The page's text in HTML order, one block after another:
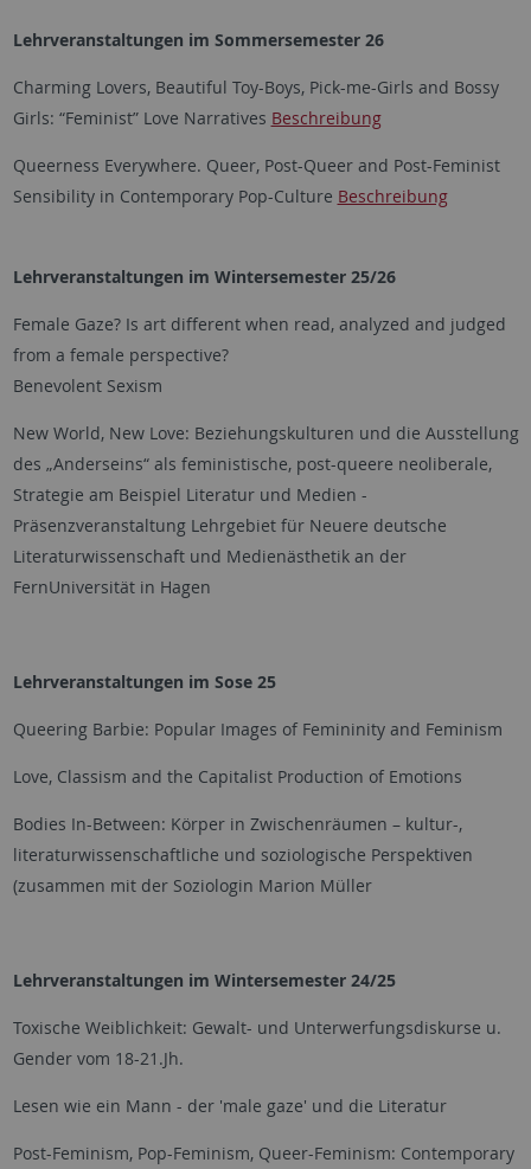
Lehrveranstaltungen im Sommersemester 26
Charming Lovers, Beautiful Toy-Boys, Pick-me-Girls and Bossy
Girls: “Feminist” Love Narratives Beschreibung
Queerness Everywhere. Queer, Post-Queer and Post-Feminist
Sensibility in Contemporary Pop-Culture Beschreibung
Lehrveranstaltungen im Wintersemester 25/26
Female Gaze? Is art different when read, analyzed and judged
from a female perspective?
Benevolent Sexism
New World, New Love: Beziehungskulturen und die Ausstellung
des „Anderseins“ als feministische, post-queere neoliberale,
Strategie am Beispiel Literatur und Medien -
Präsenzveranstaltung Lehrgebiet für Neuere deutsche
Literaturwissenschaft und Medienästhetik an der
FernUniversität in Hagen
Lehrveranstaltungen im Sose 25
Queering Barbie: Popular Images of Femininity and Feminism
Love, Classism and the Capitalist Production of Emotions
Bodies In-Between: Körper in Zwischenräumen – kultur-,
literaturwissenschaftliche und soziologische Perspektiven
(zusammen mit der Soziologin Marion Müller
Lehrveranstaltungen im Wintersemester 24/25
Toxische Weiblichkeit: Gewalt- und Unterwerfungsdiskurse u.
Gender vom 18-21.Jh.
Lesen wie ein Mann - der 'male gaze' und die Literatur
Post-Feminism, Pop-Feminism, Queer-Feminism: Contemporary